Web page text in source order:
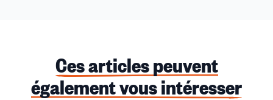
Ces articles peuvent
également vous intéresser